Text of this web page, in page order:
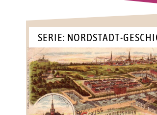
SERIE: NORDSTADT-